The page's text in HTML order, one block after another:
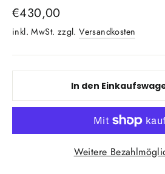
Normaler
Preis
€430,00
inkl. MwSt. zzgl.Versandkosten
In den
Weitere